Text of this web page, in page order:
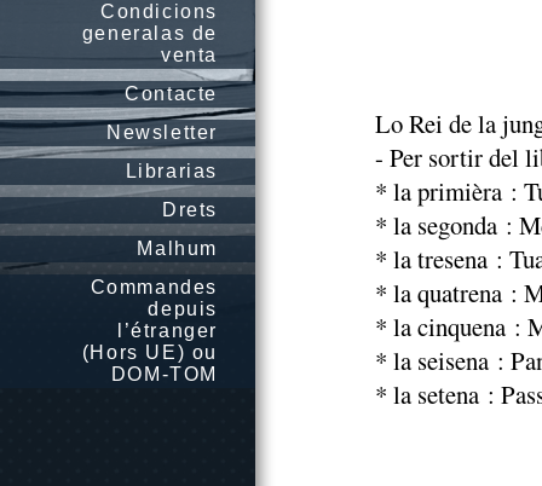
Condicions
generalas de
venta
Contacte
Newsletter
Librarias
Drets
Malhum
Commandes
depuis
l’étranger
(Hors UE) ou
DOM-TOM
Lo Rei de la
- Per sortir del
* la primièra :
* la segonda :
* la tresena :
* la quatrena :
* la cinquena :
* la seisena :
* la setena :